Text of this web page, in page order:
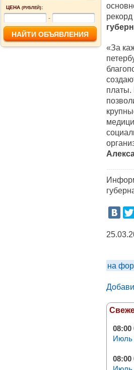
ЦЕНА (РУБЛЕЙ):
-
«За
платы.
на
08:00
Июль
08:00